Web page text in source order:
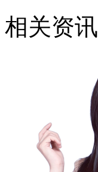
相关资讯